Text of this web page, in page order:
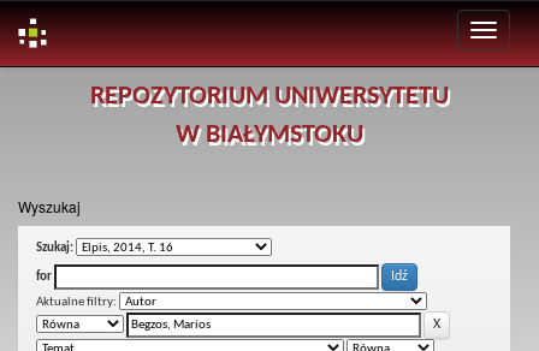
REPOZYTORIUM UNIWERSYTETU
W BIAŁYMSTOKU
Wyszukaj
Szukaj:
for
Aktualne filtry: